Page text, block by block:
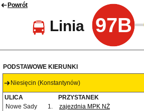
Powrót
Linia 97B
PODSTAWOWE KIERUNKI
Niesięcin (Konstantynów)
ULICA PRZYSTANEK
Nowe Sady
1. zajezdnia MPK NŻ